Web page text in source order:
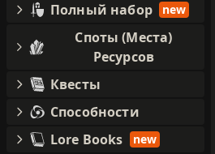
Полный набор
new
Споты (Места)
Ресурсов
Квесты
Способности
Lore Books
new